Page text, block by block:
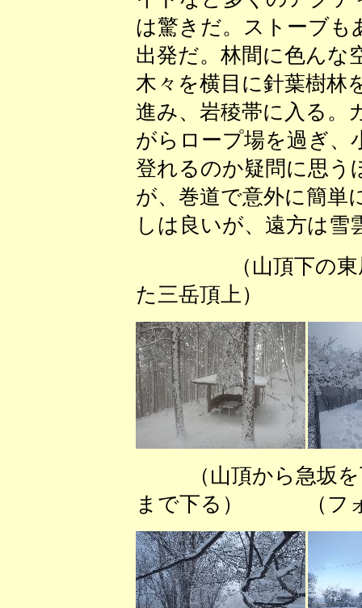
は驚きだ。ストーブも
出発だ。林間に色んな
木々を横目に針葉樹林
進み、岩稜帯に入る。
がらロープ場を過ぎ、
登れるのか疑問に思う
が、巻道で意外に簡単
しは良いが、遠方は雪
（山頂下の
た三岳頂上
（山頂から急
まで下る） （フォ